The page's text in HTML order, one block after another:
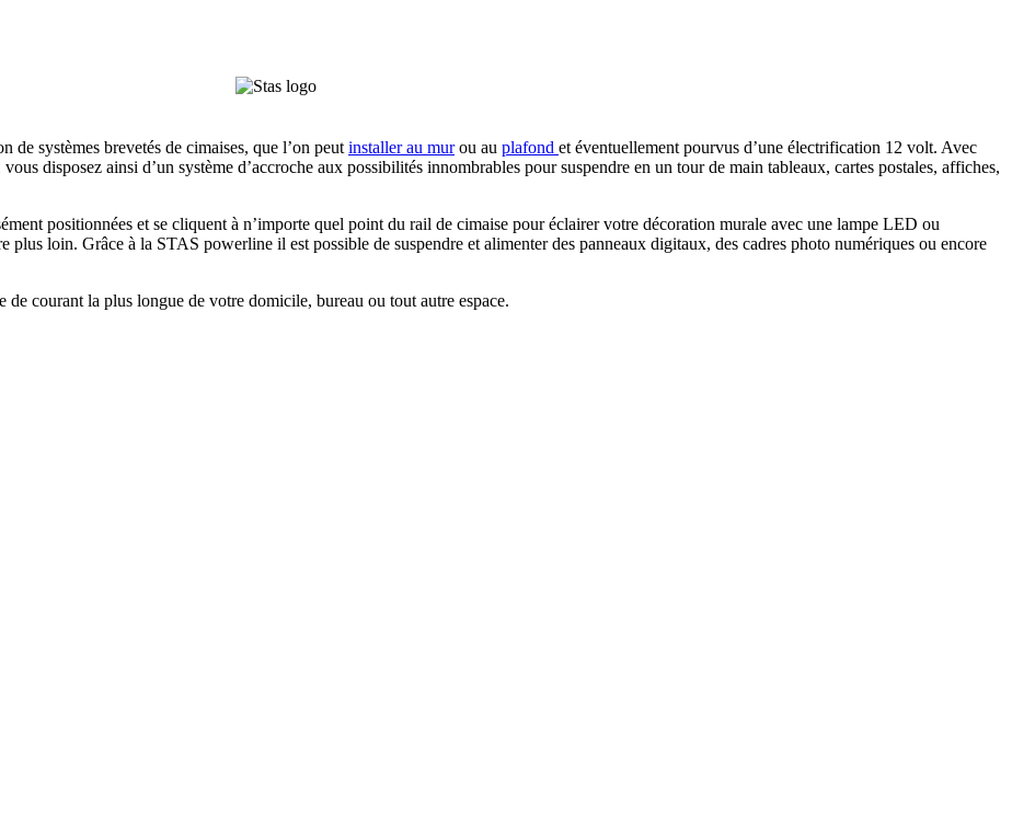
de systèmes brevetés de cimaises, que l’on peut installer au murou au plafond et éventuellement pourvus d’une électrification 12 volt. Avec
disposez ainsi d’un système d’accroche aux possibilités innombrables pour suspendre en un tour de main tableaux, cartes postales, affiches,
positionnées et se cliquent à n’importe quel point du rail de cimaise pour éclairer votre décoration murale avec une lampe LED ou
plus loin. Grâce à la STAS powerline il est possible de suspendre et alimenter des panneaux digitaux, des cadres photo numériques ou encore
de courant la plus longue de votre domicile, bureau ou tout autre espace.